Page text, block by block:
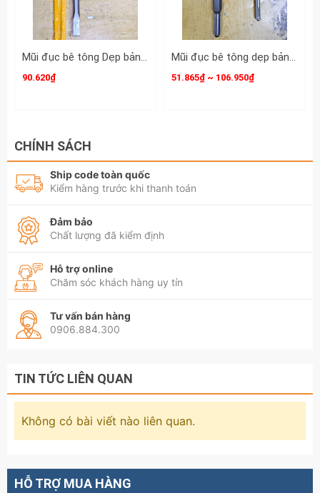
Mũi đục bê tông Dẹp bản 22mm đuôi lục giác 17mm dài 400mm 17x22x400mm Dannio DNO-61740B
90.620₫
Mũi đục bê tông dẹp bản 40mm 80mm đuôi gài đuôi lục giác dài 250mm 285mm Dannio
51.865₫ ~ 106.950₫
CHÍNH SÁCH
Ship code toàn quốc
Kiểm hàng trước khi thanh toán
Đảm bảo
Chất lượng đã kiểm định
Hỗ trợ online
Chăm sóc khách hàng uy tín
Tư vấn bán hàng
0906.884.300
TIN TỨC LIÊN QUAN
Không có bài viết nào liên quan.
HỖ TRỢ MUA HÀNG